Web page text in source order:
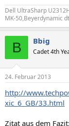
Dell UltraSharp
MK-50,Beyerdynamic
B Bbig
Cadet 4th
24. Februar 2013
http://
xic_6_GB/33.html
Zitat aus dem Fazit: